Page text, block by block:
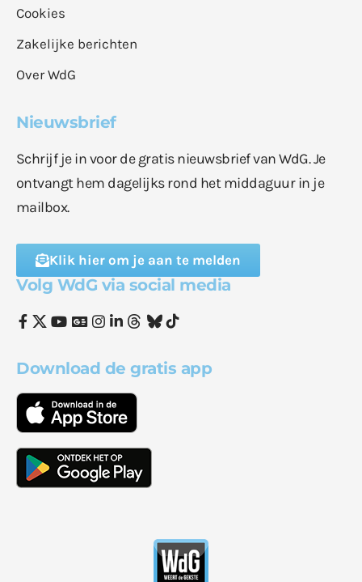
Cookies
Zakelijke berichten
Over WdG
Nieuwsbrief
Schrijf je in voor de gratis nieuwsbrief van WdG. Je
ontvangt hem dagelijks rond het middaguur in je
mailbox.
Klik hier om je aan te melden
Volg WdG via social media
Download de gratis app